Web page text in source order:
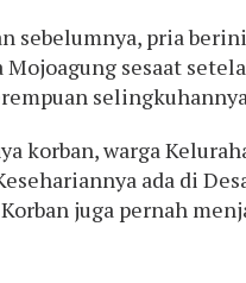
sebelumnya, pria
Mojoagung sesaat
korban, warga
ada di
juga pernah